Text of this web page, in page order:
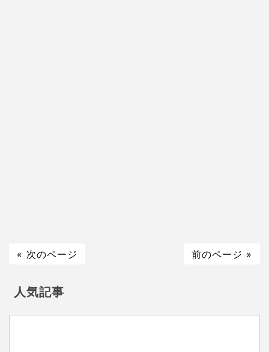
« 次のページ 前のページ »
人気記事